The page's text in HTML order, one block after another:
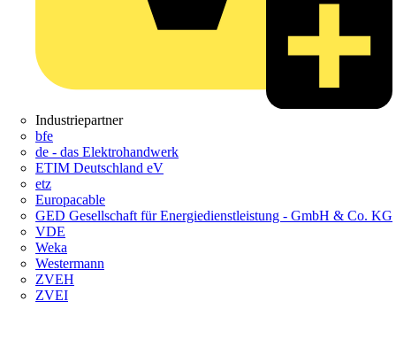
Industriepartner
bfe
de - das Elektrohandwerk
ETIM Deutschland eV
etz
Europacable
GED Gesellschaft für Energiedienstleistung - GmbH & Co. KG
VDE
Weka
Westermann
ZVEH
ZVEI